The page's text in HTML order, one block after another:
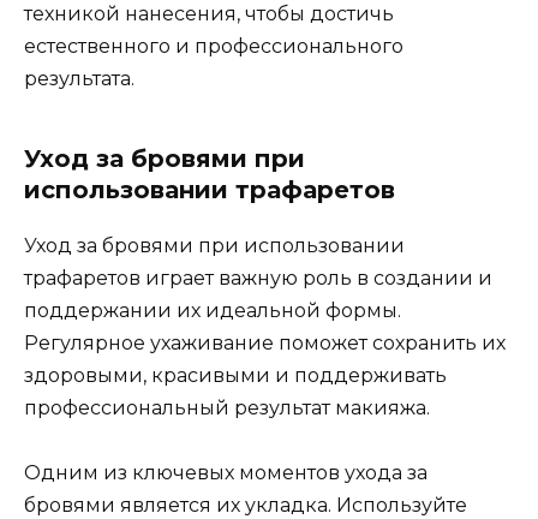
техникой нанесения, чтобы дoстичь
естественного и профессионального
результата.​
Уход за бровями при
использoвании трафаретов
Уход за бровями при использовании
трафаретов играет важную роль в создании и
поддержании их идеальной формы.​
Регулярноe ухаживание поможeт сохранить их
здоровыми, краcивыми и поддерживать
профессиональный результат макияжа.
Одним из ключевых моментов ухода за
бровями является их укладка.​ Используйте